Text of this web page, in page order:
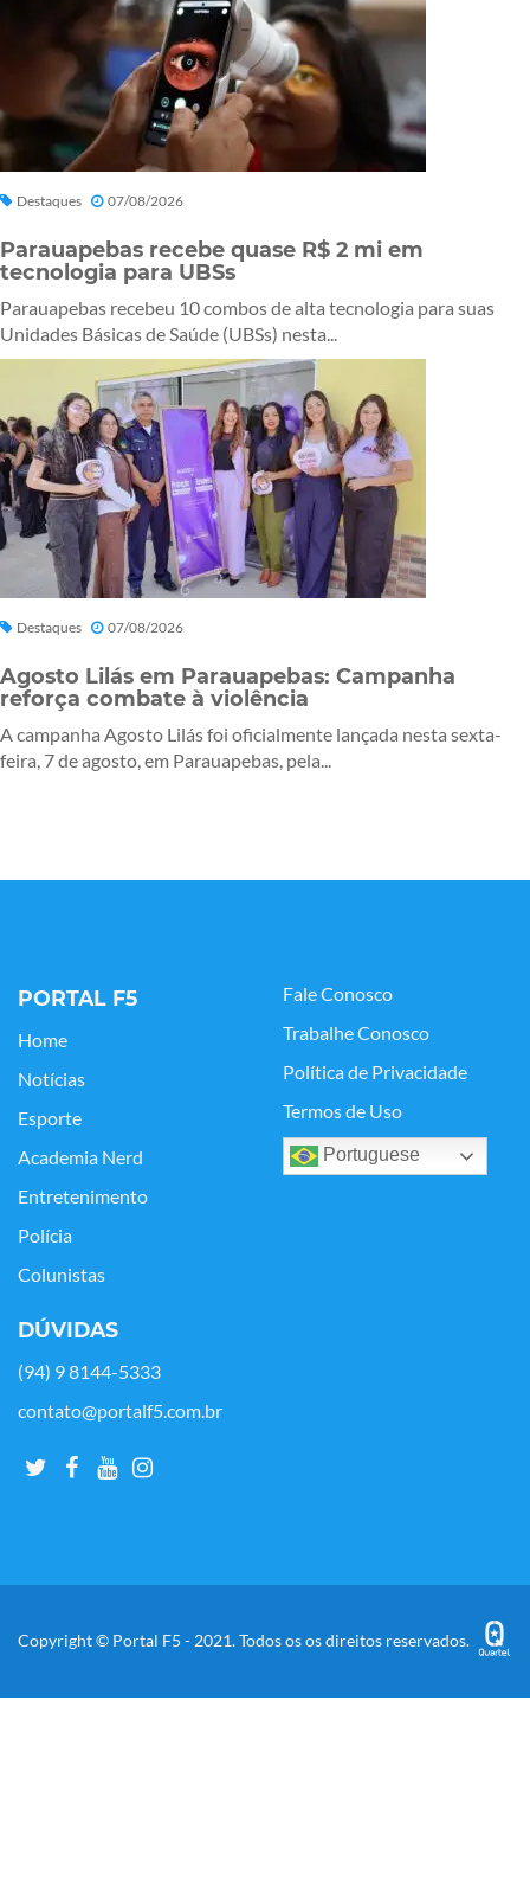
Destaques 07/08/2026
Parauapebas recebe quase R$ 2 mi em
tecnologia para UBSs
Parauapebas recebeu 10 combos de alta tecnologia para suas
Unidades Básicas de Saúde (UBSs) nesta...
Destaques 07/08/2026
Agosto Lilás em Parauapebas: Campanha
reforça combate à violência
A campanha Agosto Lilás foi oficialmente lançada nesta sexta-
feira, 7 de agosto, em Parauapebas, pela...
PORTAL F5
Home
Notícias
Esporte
Academia Nerd
Entretenimento
Polícia
Colunistas
Fale Conosco
Trabalhe Conosco
Política de Privacidade
Termos de Uso
Portuguese
DÚVIDAS
(94) 9 8144-5333
contato@portalf5.com.br
Copyright © Portal F5 - 2021. Todos os os direitos reservados.